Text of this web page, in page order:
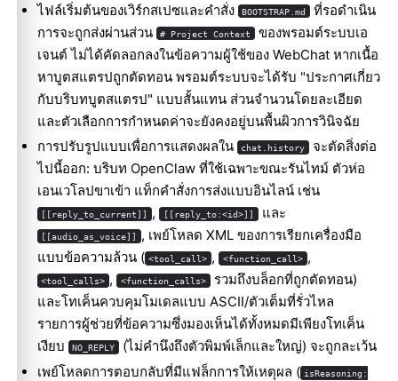
ไฟล์เริ่มต้นของเวิร์กสเปซและคำสั่ง
BOOTSTRAP.md
ที่รอดำเนิน
การจะถูกส่งผ่านส่วน
# Project Context
ของพรอมต์ระบบเอ
เจนต์ ไม่ได้คัดลอกลงในข้อความผู้ใช้ของ WebChat หากเนื้อ
หาบูตสแตรปถูกตัดทอน พรอมต์ระบบจะได้รับ "ประกาศเกี่ยว
กับบริบทบูตสแตรป" แบบสั้นแทน ส่วนจำนวนโดยละเอียด
และตัวเลือกการกำหนดค่าจะยังคงอยู่บนพื้นผิวการวินิจฉัย
การปรับรูปแบบเพื่อการแสดงผลใน
chat.history
จะตัดสิ่งต่อ
ไปนี้ออก: บริบท OpenClaw ที่ใช้เฉพาะขณะรันไทม์ ตัวห่อ
เอนเวโลปขาเข้า แท็กคำสั่งการส่งแบบอินไลน์ เช่น
[[reply_to_current]] , [[reply_to:<id>]] และ
[[audio_as_voice]]
, เพย์โหลด XML ของการเรียกเครื่องมือ
แบบข้อความล้วน ( <tool_call> , <function_call> ,
<tool_calls> , <function_calls> รวมถึงบล็อกที่ถูกตัดทอน)
และโทเค็นควบคุมโมเดลแบบ ASCII/ตัวเต็มที่รั่วไหล
รายการผู้ช่วยที่ข้อความซึ่งมองเห็นได้ทั้งหมดมีเพียงโทเค็น
เงียบ
NO_REPLY
(ไม่คำนึงถึงตัวพิมพ์เล็กและใหญ่) จะถูกละเว้น
เพย์โหลดการตอบกลับที่มีแฟล็กการให้เหตุผล ( isReasoning: